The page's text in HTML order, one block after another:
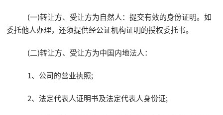
(一)转让方、受让方为自然人：提交有效的身份证明。如
委托他人办理，还须提供经公证机构证明的授权委托书。
(二)转让方、受让方为中国内地法人：
1、公司的营业执照;
2、法定代表人证明书及法定代表人身份证;